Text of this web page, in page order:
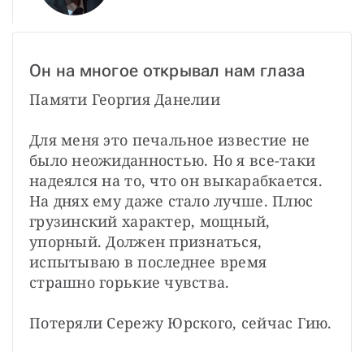
Он на многое открывал нам глаза
Памяти Георгия Данелии
Для меня это печальное известие не
было неожиданностью. Но я все-таки
надеялся на то, что он выкарабкается.
На днях ему даже стало лучше. Плюс
грузинский характер, мощный,
упорный. Должен признаться,
испытываю в последнее время
страшно горькие чувства.
Потеряли Сережу Юрского, сейчас Гию.